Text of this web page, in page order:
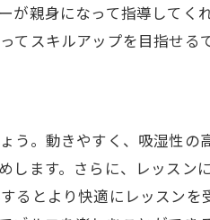
が親身になって指導してく
スキルアップを目指せる
う。動きやすく、吸湿性の
します。さらに、レッスン
るとより快適にレッスンを